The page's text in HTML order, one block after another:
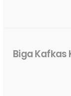
Biga Kafkas